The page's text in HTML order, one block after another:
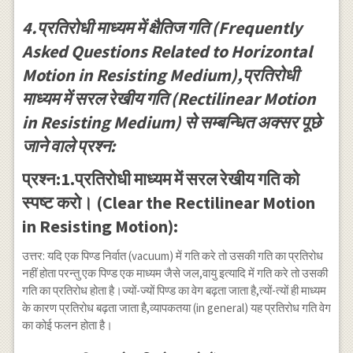
4.प्रतिरोधी माध्यम में क्षैतिज गति (Frequently
Asked Questions Related to Horizontal
Motion in Resisting Medium),प्रतिरोधी
माध्यम में सरल रेखीय गति (Rectilinear Motion
in Resisting Medium) से सम्बन्धित अक्सर पूछे
जाने वाले प्रश्न:
प्रश्न:1.प्रतिरोधी माध्यम में सरल रेखीय गति को
स्पष्ट करो। (Clear the Rectilinear Motion
in Resisting Motion):
उत्तर: यदि एक पिण्ड निर्वात (vacuum) में गति करे तो उसकी गति का प्रतिरोध
नहीं होता परन्तु एक पिण्ड एक माध्यम जैसे जल,वायु इत्यादि में गति करे तो उसकी
गति का प्रतिरोध होता है।ज्यों-ज्यों पिण्ड का वेग बढ़ता जाता है,त्यों-त्यों ही माध्यम
के कारण प्रतिरोध बढ़ता जाता है,व्यापकतया (in general) यह प्रतिरोध गति वेग
का कोई फलन होता है।